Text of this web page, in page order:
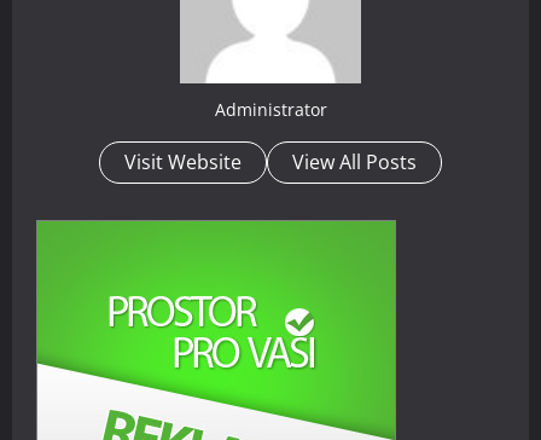
Administrator
Visit Website View All Posts